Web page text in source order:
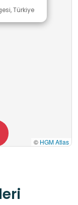
Türkiye
© HGM Atlas